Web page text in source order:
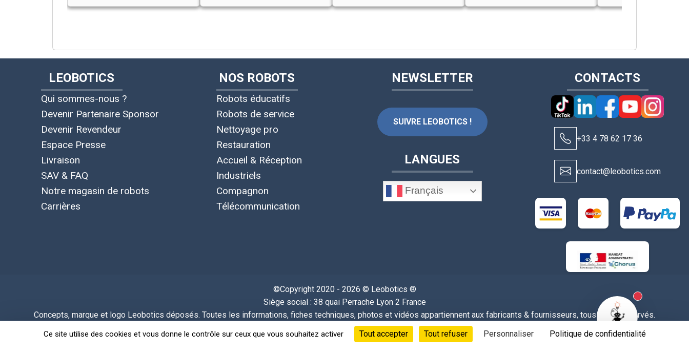
LEOBOTICS
Qui sommes-nous ?
Devenir Partenaire Sponsor
Devenir Revendeur
Espace Presse
Livraison
SAV & FAQ
Notre magasin de robots
Carrières
NOS ROBOTS
Robots éducatifs
Robots de service
Nettoyage pro
Restauration
Accueil & Réception
Industriels
Compagnon
Télécommunication
NEWSLETTER
SUIVRE LEOBOTICS !
LANGUES
Français
CONTACTS
+33 4 78 62 17 36
contact@leobotics.com
©Copyright 2020 - 2026 © Leobotics ®
Siège social : 38 quai Perrache Lyon 2 France
Concepts, marque et logo Leobotics déposés. Toutes les informations, fiches techniques, photos et vidéos appartiennent aux fabricants & fournisseurs, tous droits réservés.
Mentions Légales-CGU-CGV-RGPD-Gérer les cookies
New alerts
Ce site utilise des cookies et vous donne le contrôle sur ceux que vous souhaitez activer Tout accepter Tout refuser Personnaliser Politique de confidentialité